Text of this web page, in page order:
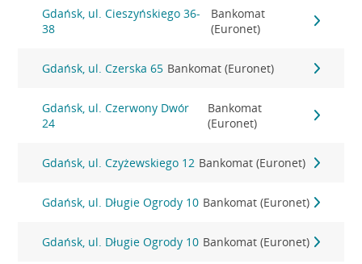
Gdańsk, ul. Cieszyńskiego 36-
38
Bankomat
(Euronet)
Gdańsk, ul. Czerska 65 Bankomat (Euronet)
Gdańsk, ul. Czerwony Dwór
24
Bankomat
(Euronet)
Gdańsk, ul. Czyżewskiego 12 Bankomat (Euronet)
Gdańsk, ul. Długie Ogrody 10 Bankomat (Euronet)
Gdańsk, ul. Długie Ogrody 10 Bankomat (Euronet)